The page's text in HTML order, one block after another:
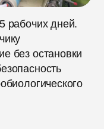
рабочих дней.
без остановки